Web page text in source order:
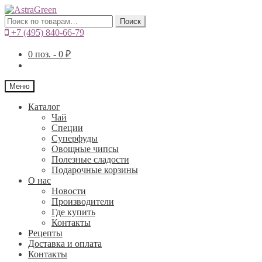
Искать: Поиск
+7 (495) 840-66-79
0 поз. - 0 ₽
Меню
Каталог
Чай
Специи
Cуперфуды
Овощные чипсы
Полезные сладости
Подарочные корзины
О нас
Новости
Производители
Где купить
Контакты
Рецепты
Доставка и оплата
Контакты